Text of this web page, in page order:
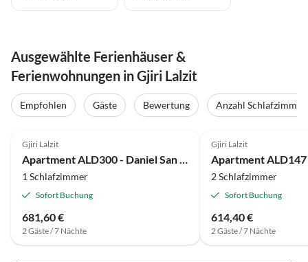
Ausgewählte Ferienhäuser &
Ferienwohnungen in Gjiri Lalzit
Empfohlen Gäste Bewertung Anzahl Schlafzimmer
Gjiri Lalzit
1 Schlafzimmer
Sofort Buchung
681,60 €
2 Gäste / 7 Nächte
Gjiri Lalzit
Apartment
2 Schlafzimmer
Sofort Buchung
614,40 €
2 Gäste / 7 Nächte